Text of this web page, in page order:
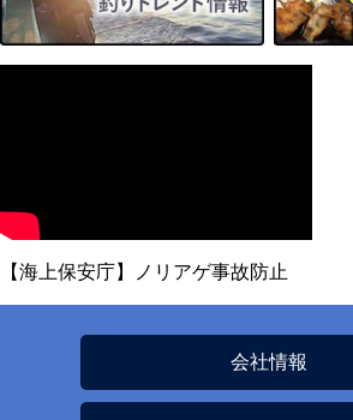
【海上保安庁】ノリアゲ事故防止
会社情報